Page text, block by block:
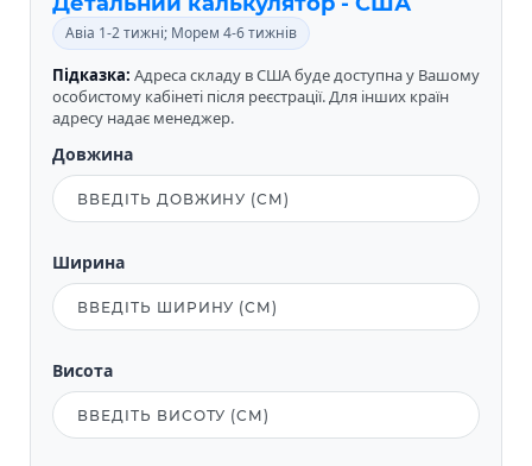
Авіа 1-2 тижні; Морем 4-6 тижнів
Підказка: Адреса складу в США буде доступна у Вашому
особистому кабінеті після реєстрації. Для інших країн
адресу надає менеджер.
Довжина
Ширина
Висота